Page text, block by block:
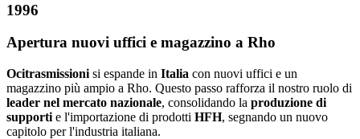
1996
Apertura nuovi uffici e magazzino a Rho
Ocitrasmissioni si espande in Italia con nuovi uffici e un
magazzino più ampio a Rho. Questo passo rafforza il nostro ruolo di
leader nel mercato nazionale, consolidando la produzione di
supporti e l'importazione di prodotti HFH, segnando un nuovo
capitolo per l'industria italiana.